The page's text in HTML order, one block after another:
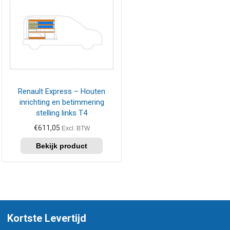
Renault Express – Houten
inrichting en betimmering
stelling links T4
€611,05 Excl. BTW
Kortste Levertijd